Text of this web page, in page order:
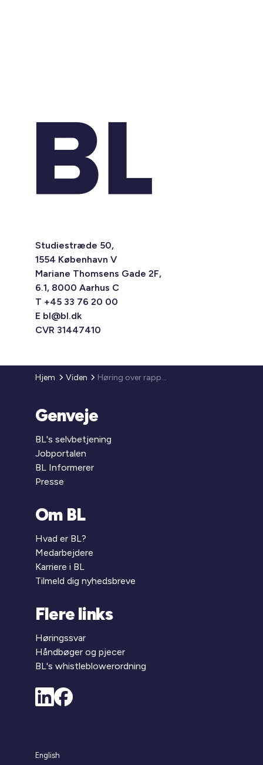
Studiestræde 50,
1554 København V
Mariane Thomsens Gade 2F,
6.1, 8000 Aarhus C
T +45 33 76 20 00
E bl@bl.dk
CVR 31447410
Hjem Viden Høring over rapport om kommunale affaldsgebyrer Fase 2: Forslag til ændring af nugældende regler
Genveje
BL's selvbetjening
Jobportalen
BL Informerer
Presse
Om BL
Hvad er BL?
Medarbejdere
Karriere i BL
Tilmeld dig nyhedsbreve
Flere links
Høringssvar
Håndbøger og pjecer
BL's whistleblowerordning
English